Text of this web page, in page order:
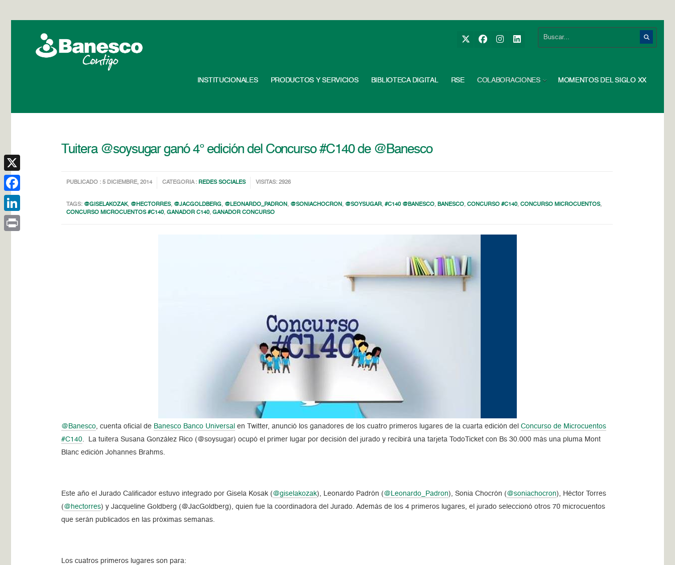
INSTITUCIONALES PRODUCTOS Y SERVICIOS BIBLIOTECA DIGITAL RSE COLABORACIONES MOMENTOS DEL SIGLO XX
Tuitera @soysugar ganó 4° edición del Concurso #C140 de @Banesco
PUBLICADO : 5 DICIEMBRE, 2014 CATEGORIA : REDES SOCIALES VISITAS: 2926
TAGS: @GISELAKOZAK, @HECTORRES, @JACGOLDBERG, @LEONARDO_PADRON , @SONIACHOCRON , @SOYSUGAR,#C140 @BANESCO, BANESCO,CONCURSO #C140,CONCURSO MICROCUENTOS,
CONCURSO MICROCUENTOS #C140,GANADOR C140,GANADOR CONCURSO
@Banesco, cuenta oficial de Banesco Banco Universal en Twitter, anunció los ganadores de los cuatro primeros lugares de la cuarta edición delConcurso de Microcuentos
#C140. La tuitera Susana González Rico (@soysugar) ocupó el primer lugar por decisión del jurado y recibirá una tarjeta TodoTicket con Bs 30.000 más una pluma Mont
Blanc edición Johannes Brahms.
Este año el Jurado Calificador estuvo integrado por Gisela Kosak (@giselakozak), Leonardo Padrón (@Leonardo_Padron), Sonia Chocrón (@soniachocron), Héctor Torres
(@hectorres) y Jacqueline Goldberg (@JacGoldberg), quien fue la coordinadora del Jurado. Además de los 4 primeros lugares, el jurado seleccionó otros 70 microcuentos
que serán publicados en las próximas semanas.
Los cuatros primeros lugares son para:
X
Facebook
LinkedIn